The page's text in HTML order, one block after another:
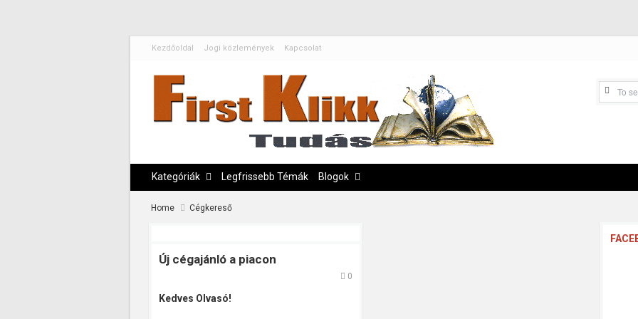
Kezdőoldal Jogi közlemények Kapcsolat
Kategóriák Legfrissebb Témák Blogok
Home Cégkereső
Új cégajánló a piacon
0
Kedves Olvasó!